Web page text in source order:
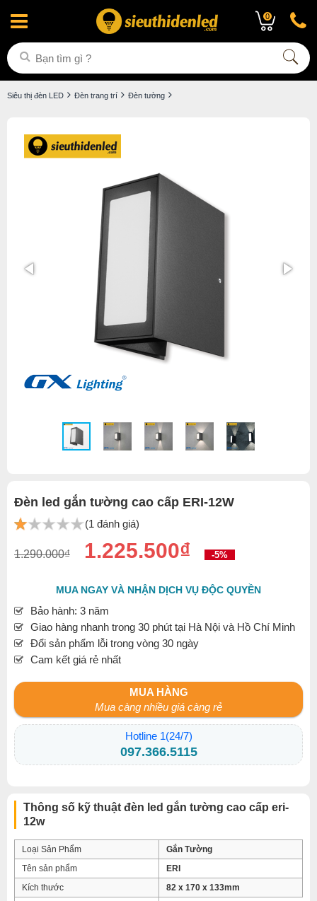
0
Siêu thị đèn LED Đèn trang trí Đèn tường
Đèn led gắn tường cao cấp ERI-12W
(1 đánh giá)
1.290.000₫ 1.225.500₫ -5%
MUA NGAY VÀ NHẬN DỊCH VỤ ĐỘC QUYỀN
Bảo hành: 3 năm
Giao hàng nhanh trong 30 phút tại Hà Nội và Hồ Chí Minh
Đổi sản phẩm lỗi trong vòng 30 ngày
Cam kết giá rẻ nhất
MUA HÀNG
Mua càng nhiều giá càng rẻ
Hotline 1(24/7)
097.366.5115
Thông số kỹ thuật đèn led gắn tường cao cấp eri-
12w
Loại Sản Phẩm
Gắn Tường
Tên sản phẩm
ERI
Kích thước
82 x 170 x 133mm